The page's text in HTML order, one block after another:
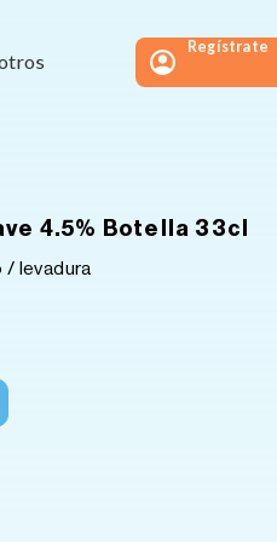
Regístrate
4.5% Botella 33cl
/ levadura